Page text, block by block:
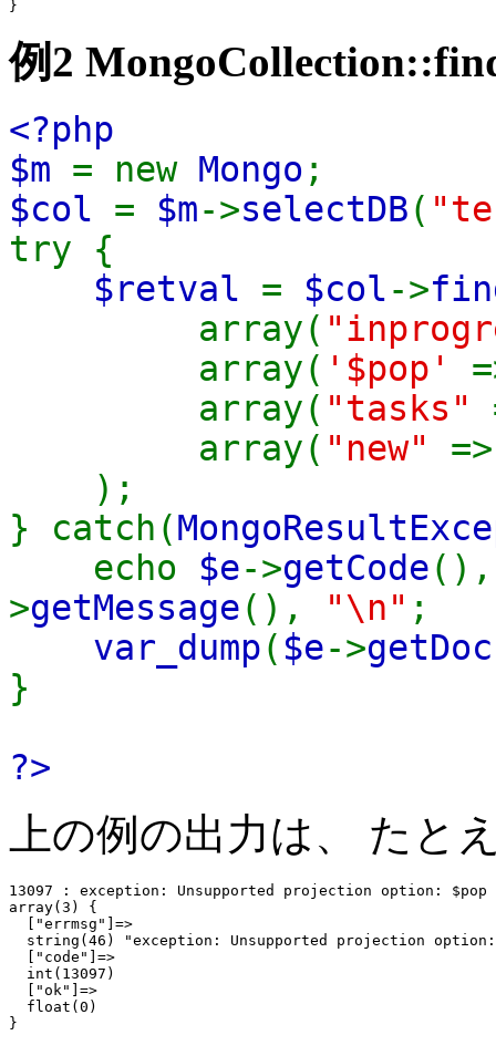
例2
<?php
$m = new Mongo ;
$col = $m->selectDB(
try {
$retval = $col->
array(
array( '$pop'
array( "tasks"
array( "new"
);
} catch(
echo $e->getCode
>getMessage(), "\n" ;
var_dump( $e->
}
?>
上の例の出力は、 たと
13097 : exception: Unsupported projection option: $pop
array(3) {
  ["errmsg"]=>
string(46) "exception: Unsupported projection
  ["code"]=>
  int(13097)
  ["ok"]=>
  float(0)